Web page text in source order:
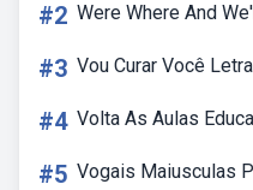
#2 Were Where And
#3 Vou Curar Você Letra
#4 Volta As Aulas
#5 Vogais Maiusculas